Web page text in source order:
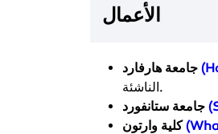
الأعمال
جامعة هارفارد
الناشئة.
جامعة ستانفورد
كلية وارتون